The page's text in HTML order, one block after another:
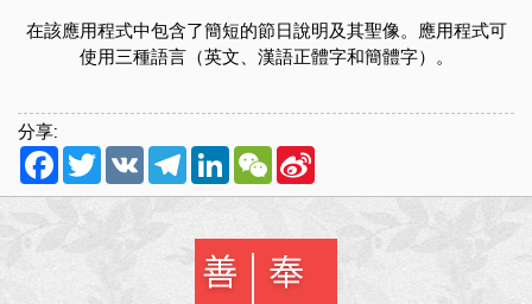
在該應用程式中包含了簡短的節日說明及其聖像。應用程式可
使用三種語言（英文、漢語正體字和簡體字）。
分享:
Facebook
TwitterVK TelegramLinkedInWeChat